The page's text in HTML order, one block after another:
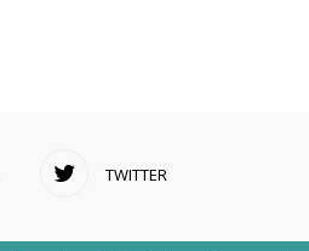
TWITTER